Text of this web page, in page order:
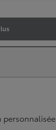
personnalisée